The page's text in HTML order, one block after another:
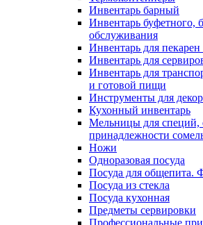
Инвентарь барный
Инвентарь буфетного,
обслуживания
Инвентарь для
Инвентарь для
Инвентарь для
и готовой пищи
Инструменты для
Кухонный инвентарь
Мельницы для специй,
принадлежности
Ножи
Одноразовая посуда
Посуда для общепита.
Посуда из стекла
Посуда кухонная
Предметы сервировки
Профессиональные